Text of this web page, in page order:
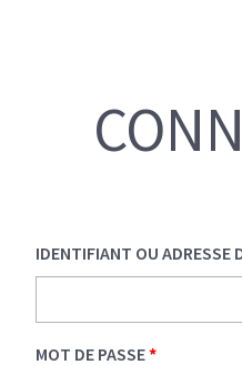
IDENTIFIANT OU ADRESSE
MOT DE PASSE*